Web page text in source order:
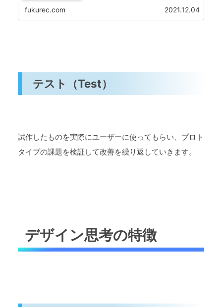
fukurec.com 2021.12.04
テスト（Test）
試作したものを実際にユーザーに使ってもらい、プロト
タイプの課題を検証して改善を繰り返していきます。
デザイン思考の特徴